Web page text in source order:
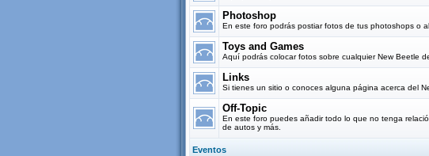
Photoshop
En este foro podrás postiar fotos de tus photoshops o
Toys and Games
Aquí podrás colocar fotos sobre cualquier New Beetle
Links
Si tienes un sitio o conoces alguna página acerca del
Off-Topic
En este foro puedes añadir todo lo que no tenga
de autos y más.
Eventos